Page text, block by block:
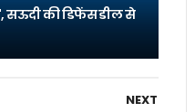
सऊदी की डिफेंस डील से
NEXT